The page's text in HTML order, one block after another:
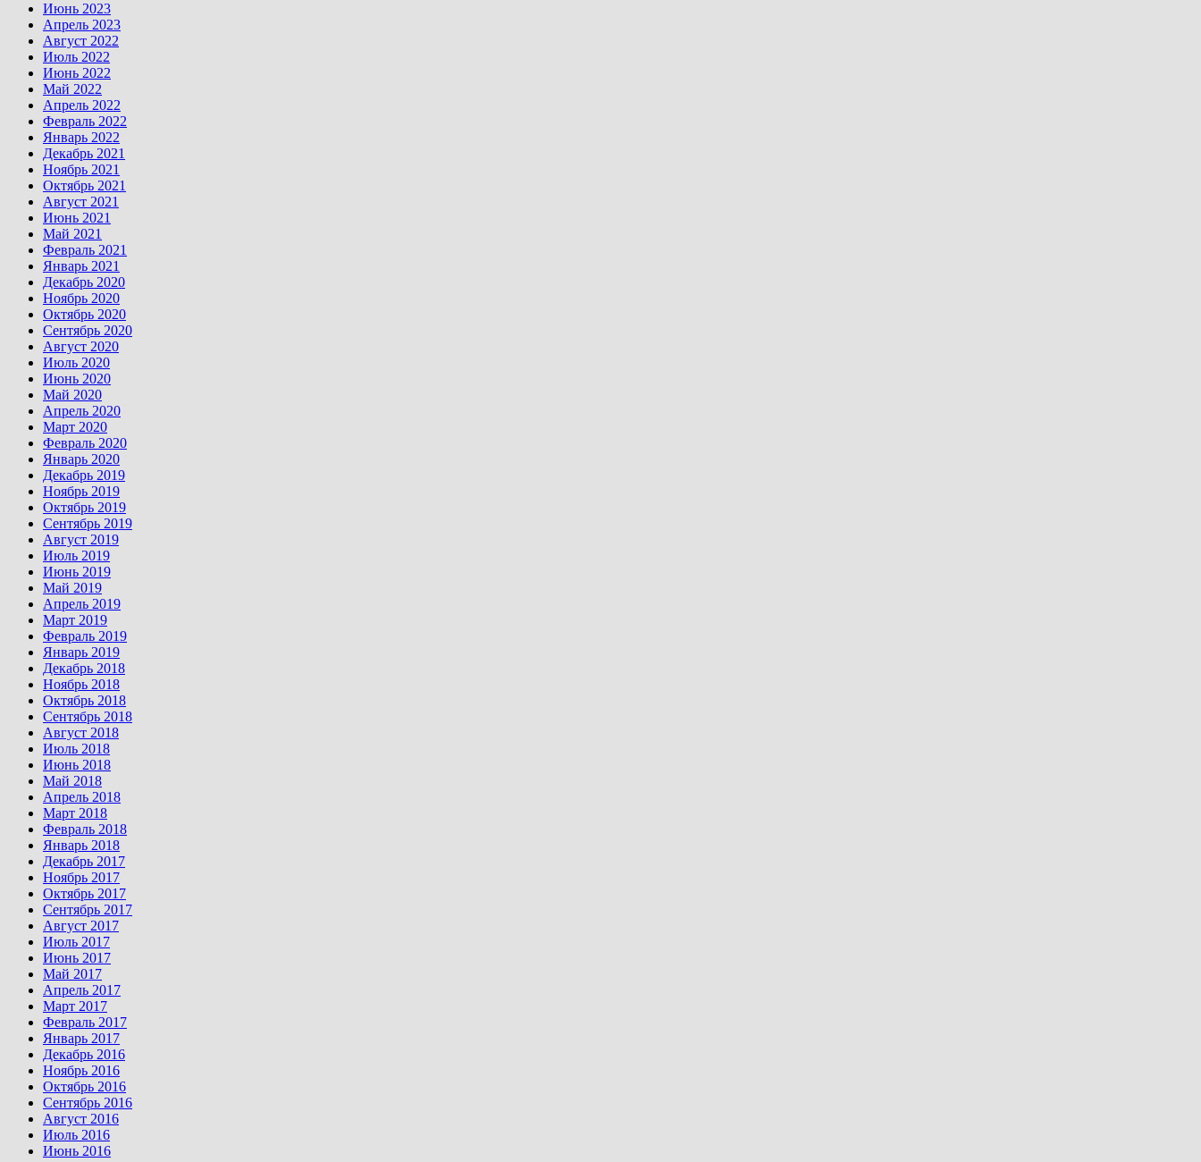
Июнь 2023
Апрель 2023
Август 2022
Июль 2022
Июнь 2022
Май 2022
Апрель 2022
Февраль 2022
Январь 2022
Декабрь 2021
Ноябрь 2021
Октябрь 2021
Август 2021
Июнь 2021
Май 2021
Февраль 2021
Январь 2021
Декабрь 2020
Ноябрь 2020
Октябрь 2020
Сентябрь 2020
Август 2020
Июль 2020
Июнь 2020
Май 2020
Апрель 2020
Март 2020
Февраль 2020
Январь 2020
Декабрь 2019
Ноябрь 2019
Октябрь 2019
Сентябрь 2019
Август 2019
Июль 2019
Июнь 2019
Май 2019
Апрель 2019
Март 2019
Февраль 2019
Январь 2019
Декабрь 2018
Ноябрь 2018
Октябрь 2018
Сентябрь 2018
Август 2018
Июль 2018
Июнь 2018
Май 2018
Апрель 2018
Март 2018
Февраль 2018
Январь 2018
Декабрь 2017
Ноябрь 2017
Октябрь 2017
Сентябрь 2017
Август 2017
Июль 2017
Июнь 2017
Май 2017
Апрель 2017
Март 2017
Февраль 2017
Январь 2017
Декабрь 2016
Ноябрь 2016
Октябрь 2016
Сентябрь 2016
Август 2016
Июль 2016
Июнь 2016